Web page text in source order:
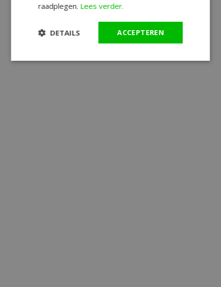
raadplegen. Lees verder.
ACCEPTEREN
DETAILS